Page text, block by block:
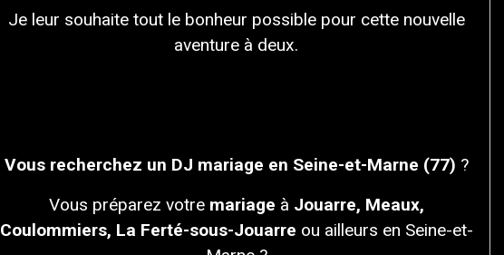
Je leur souhaite tout le bonheur possible pour cette nouvelle
aventure à deux.
Vous recherchez un DJ mariage en Seine-et-Marne (77) ?
Vous préparez votremariage à Jouarre, Meaux,
Coulommiers, La Ferté-sous-Jouarre ou ailleurs en Seine-et-